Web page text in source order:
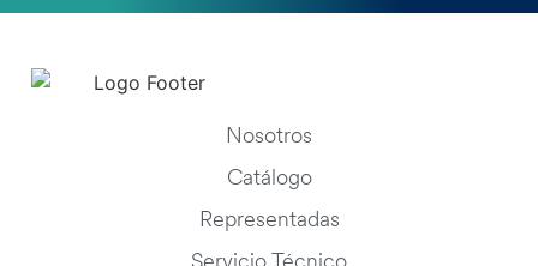
Nosotros
Catálogo
Representadas